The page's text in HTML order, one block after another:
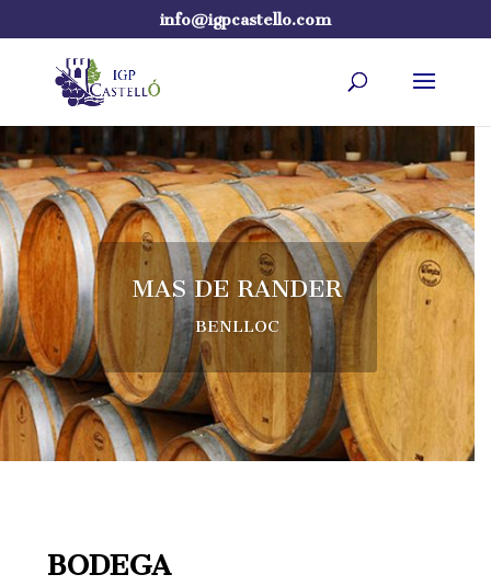
info@igpcastello.com
MAS DE RANDER
BENLLOC
BODEGA